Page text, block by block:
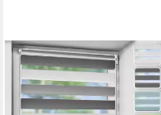
OUBO
Doppelrollo rollos für Fenster
ohne Bohren 130cm,
Lichtschutz, freihängend, mit